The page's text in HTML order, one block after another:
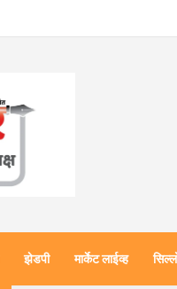
झेडपी मार्केट लाईव्ह